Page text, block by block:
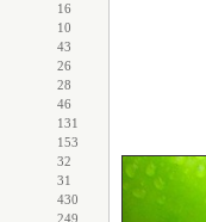
16
10
43
26
28
46
131
153
32
31
430
249